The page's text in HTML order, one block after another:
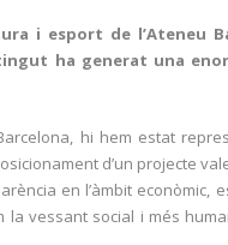
i esport de l’Ateneu
ha generat una
hi hem estat
d’un projecte
en l’àmbit
vessant social i més